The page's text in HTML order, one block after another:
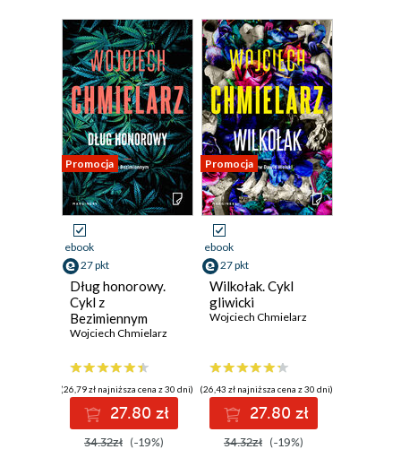
Promocja
ebook
27 pkt
Dług honorowy.
Cykl z
Bezimiennym
Wojciech Chmielarz
(26,79 zł najniższa cena z 30 dni)
27.80 zł
34.32zł (-19%)
Promocja
ebook
27 pkt
Wilkołak. Cykl
gliwicki
Wojciech Chmielarz
(26,43 zł najniższa cena z 30 dni)
27.80 zł
34.32zł (-19%)